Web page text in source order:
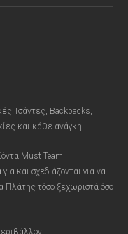
Τσάντες, Backpacks,
και κάθε ανάγκη.
Must Team
και σχεδιάζονται για να
Πλάτης τόσο ξεχωριστά όσο